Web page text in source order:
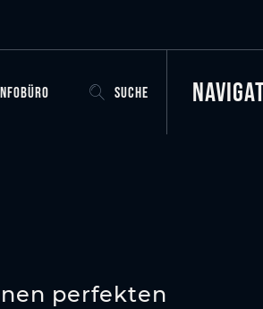
SUCHE
perfekten